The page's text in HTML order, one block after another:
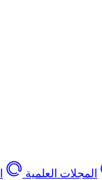
المجلات العلمية